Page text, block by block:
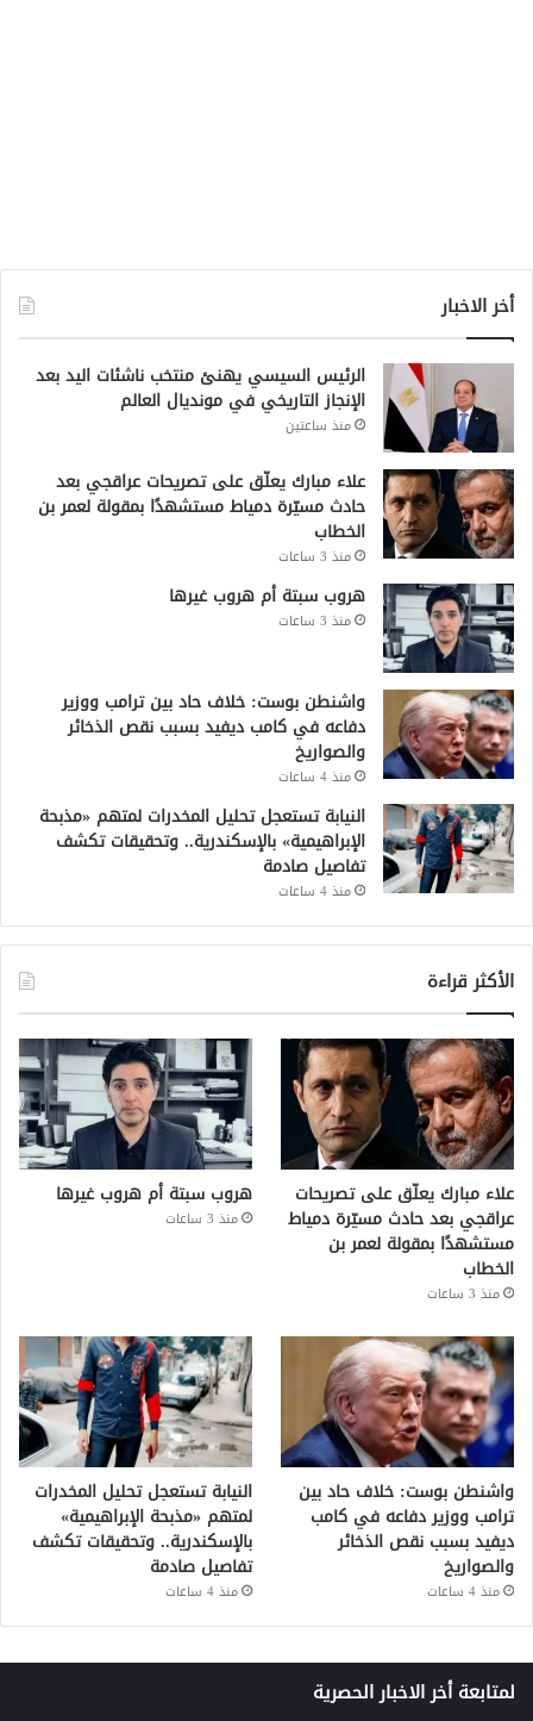
أخر الاخبار
الرئيس السيسي يهنئ منتخب ناشئات اليد بعد
الإنجاز التاريخي في مونديال العالم
منذ ساعتين
علاء مبارك يعلّق على تصريحات عراقجي بعد
حادث مسيّرة دمياط مستشهدًا بمقولة لعمر بن
الخطاب
منذ 3 ساعات
هروب سبتة أم هروب غيرها
منذ 3 ساعات
واشنطن بوست: خلاف حاد بين ترامب ووزير
دفاعه في كامب ديفيد بسبب نقص الذخائر
والصواريخ
منذ 4 ساعات
النيابة تستعجل تحليل المخدرات لمتهم «مذبحة
الإبراهيمية» بالإسكندرية.. وتحقيقات تكشف
تفاصيل صادمة
منذ 4 ساعات
الأكثر قراءة
علاء مبارك يعلّق على تصريحات
عراقجي بعد حادث مسيّرة دمياط
مستشهدًا بمقولة لعمر بن
الخطاب
منذ 3 ساعات
هروب سبتة أم هروب غيرها
منذ 3 ساعات
واشنطن بوست: خلاف حاد بين
ترامب ووزير دفاعه في كامب
ديفيد بسبب نقص الذخائر
والصواريخ
منذ 4 ساعات
النيابة تستعجل تحليل المخدرات
لمتهم «مذبحة الإبراهيمية»
بالإسكندرية.. وتحقيقات تكشف
تفاصيل صادمة
منذ 4 ساعات
لمتابعة أخر الاخبار الحصرية